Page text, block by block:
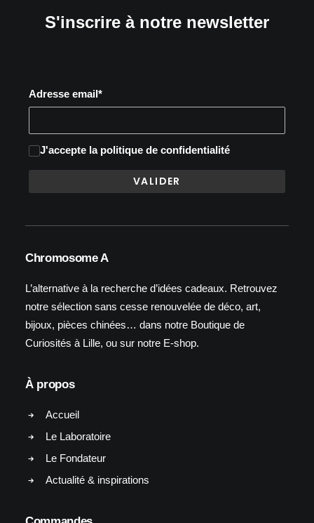
S'inscrire à notre newsletter
Adresse email*
J'accepte la politique de confidentialité
Chromosome A
L’alternative à la recherche d’idées cadeaux. Retrouvez
notre sélection sans cesse renouvelée de déco, art,
bijoux, pièces chinées… dans notre Boutique de
Curiosités à Lille, ou sur notre E-shop.
À propos
Accueil
Le Laboratoire
Le Fondateur
Actualité & inspirations